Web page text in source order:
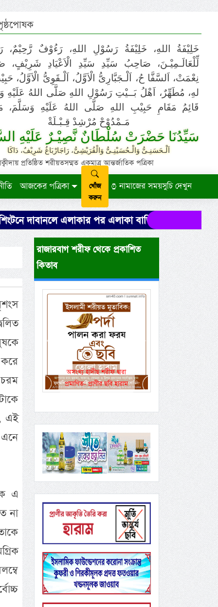
خَلِيْفَةُ اللهِ، خَلِيْفَةُ رَسُوْلِ اللهِ، رَءُوْفٌ رَّحِيْمٌ،
لِّلْعَالَـمِيْـنَ، صَاحِبُ سَيِّدِ سَيِّدِ الْاَعْيَادِ شَرِيْفٍ،
نِعْمَتْ، اَلسَّفَّا حُ، اَلْـجَبَّارِىُّ الْاَوَّلُ، اَلْـقَوِىُّ الْاَوَّلُ،
لهِ، مُطَهِّرٌ، اَهْلُ بَــيْتِ رَسُوْلِ اللهِ صَلَّى اللهُ عَلَيْهِ
قَائِمُ مَقَامِ حَبِيْبِ اللهِ صَلَّى اللهُ عَلَيْهِ وَسَلَّمَ،
مَـمْدُوْحْ مُرْشِدْ قِـبْـلَةْ
سَيِّدُنَا حَضْرَتْ سُلْطَانٌ نَّصِيْـرٌ عَلَيْهِ
اَلْـحَسَنِـىُّ وَالْـحُسَيْنِـىُّ وَالْقُرَيْشِىُّ، رَاجَارْبَاغُ شَرِيْفٌ، دَاكَا
প্রতিষ্ঠিত শরীয়তসম্মত একমাত্র আন্তর্জাতিক পত্রিকা
আজকের পত্রিকা
খোঁজ
করুন
নামাজের সময়সুচি দেখুন
এলাকার পর এলাকা বাড়ি-গাড়িসহ এভাবেই পুড়ে
চরম
এই
এ
না
রাজারবাগ শরীফ থেকে প্রকাশিত
কিতাব
একই রানওয়েতে সামরিক-
বেসামরিক ফ্লাইট!